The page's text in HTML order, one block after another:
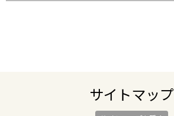
サイトマップ